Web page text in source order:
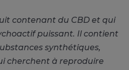
contenant du CBD et qui
puissant. Il contient
synthétiques,
cherchent à reproduire